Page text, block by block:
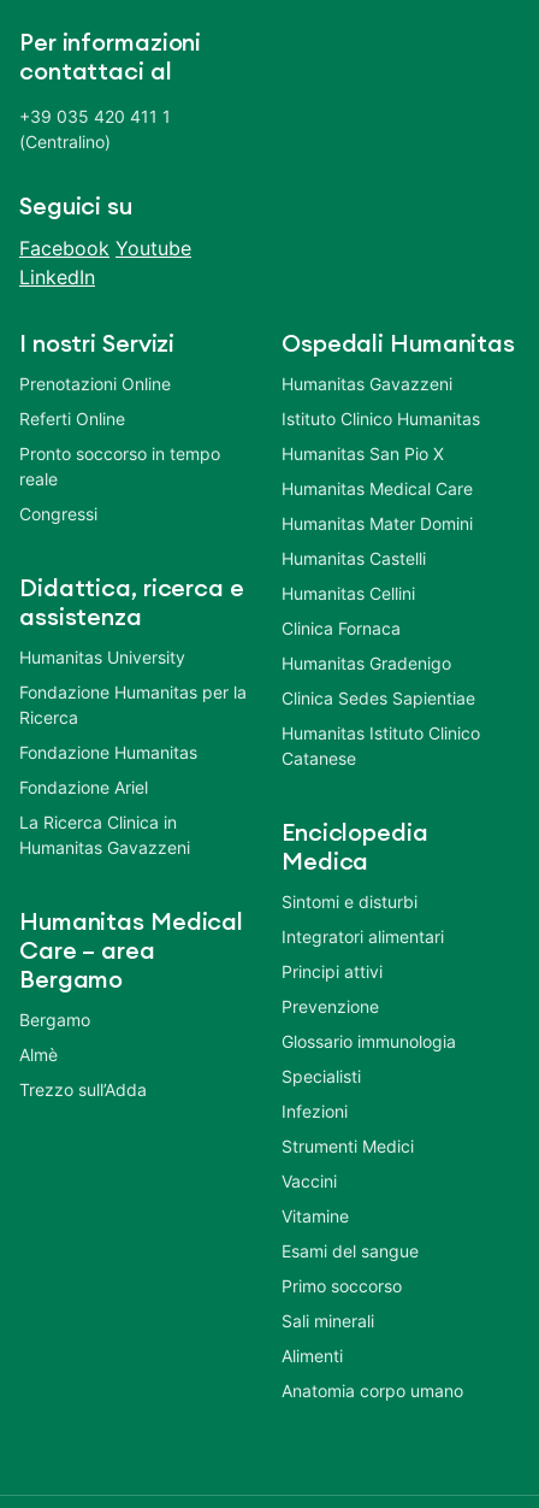
Per informazioni
contattaci al
+39 035 420 411 1
(Centralino)
Seguici su
Facebook Youtube
LinkedIn
I nostri Servizi
Prenotazioni Online
Referti Online
Pronto soccorso in tempo
reale
Congressi
Didattica, ricerca e
assistenza
Humanitas University
Fondazione Humanitas per la
Ricerca
Fondazione Humanitas
Fondazione Ariel
La Ricerca Clinica in
Humanitas Gavazzeni
Humanitas Medical
Care – area
Bergamo
Bergamo
Almè
Trezzo sull’Adda
Ospedali Humanitas
Humanitas Gavazzeni
Istituto Clinico Humanitas
Humanitas San Pio X
Humanitas Medical Care
Humanitas Mater Domini
Humanitas Castelli
Humanitas Cellini
Clinica Fornaca
Humanitas Gradenigo
Clinica Sedes Sapientiae
Humanitas Istituto Clinico
Catanese
Enciclopedia
Medica
Sintomi e disturbi
Integratori alimentari
Principi attivi
Prevenzione
Glossario immunologia
Specialisti
Infezioni
Strumenti Medici
Vaccini
Vitamine
Esami del sangue
Primo soccorso
Sali minerali
Alimenti
Anatomia corpo umano